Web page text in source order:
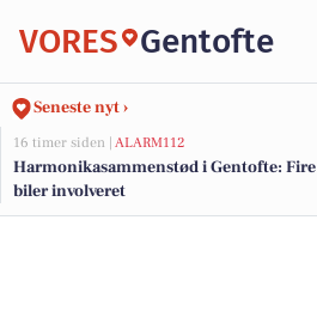
VORES Gentofte
Seneste nyt ›
16 timer siden | ALARM112
Harmonikasammenstød i Gentofte: Fire
biler involveret